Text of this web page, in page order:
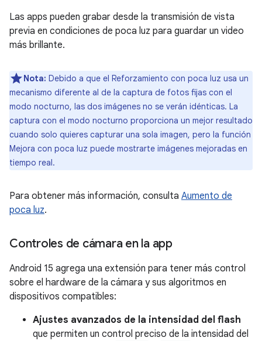
Las apps pueden grabar desde la transmisión de vista
previa en condiciones de poca luz para guardar un video
más brillante.
Nota: Debido a que el Reforzamiento con poca luz usa un
mecanismo diferente al de la captura de fotos fijas con el
modo nocturno, las dos imágenes no se verán idénticas. La
captura con el modo nocturno proporciona un mejor resultado
cuando solo quieres capturar una sola imagen, pero la función
Mejora con poca luz puede mostrarte imágenes mejoradas en
tiempo real.
Para obtener más información, consulta Aumento de
poca luz.
Controles de cámara en la app
Android 15 agrega una extensión para tener más control
sobre el hardware de la cámara y sus algoritmos en
dispositivos compatibles:
Ajustes avanzados de la intensidad del flash
que permiten un control preciso de la intensidad del